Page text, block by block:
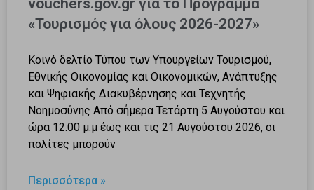
vouchers.gov.gr για το Πρόγραμμα
«Τουρισμός για όλους 2026-2027»
Κοινό δελτίο Τύπου των Υπουργείων Τουρισμού,
Εθνικής Οικονομίας και Οικονομικών, Ανάπτυξης
και Ψηφιακής Διακυβέρνησης και Τεχνητής
Νοημοσύνης Από σήμερα Τετάρτη 5 Αυγούστου και
ώρα 12.00 μ.μ έως και τις 21 Αυγούστου 2026, οι
πολίτες μπορούν
Περισσότερα »